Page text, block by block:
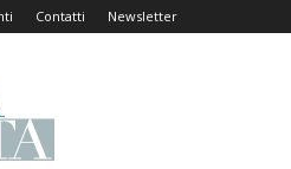
Contatti Newsletter